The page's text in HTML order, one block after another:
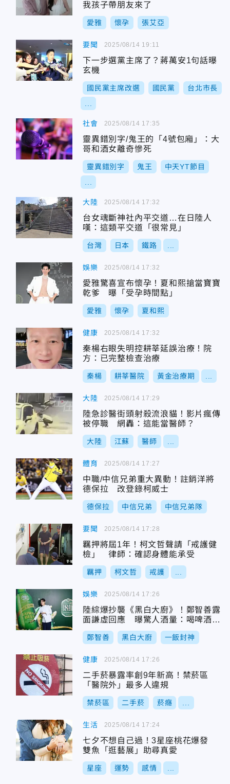
我孩子帶朋友來了
愛雅 懷孕 張艾亞
要聞
下一步選黨主席了？蔣萬安1句話曝
玄機
國民黨主席改選 國民黨 台北市長
2025/08/14 19:11
社會
靈異錯別字/鬼王的「4號包廂」：大
哥和酒女離奇慘死
靈異錯別字 鬼王 中天YT節目
2025/08/14 17:35
大陸
台女魂斷神社內平交道…在日陸人
嘆：這類平交道「很常見」
台灣 日本 鐵路
2025/08/14 17:32
娛樂
愛雅驚喜宣布懷孕！夏和熙搶當寶寶
乾爹 曝「受孕時間點」
愛雅 懷孕 夏和熙
2025/08/14 17:32
健康
秦楊右眼失明控耕莘延誤治療！院
方：已完整檢查治療
秦楊 耕莘醫院 黃金治療期
2025/08/14 17:32
大陸
陸急診醫街頭射殺流浪貓！影片瘋傳
被停職 網轟：這能當醫師？
大陸 江蘇 醫師
2025/08/14 17:29
體育
中職/中信兄弟重大異動！註銷洋將
德保拉 改登錄柯威士
德保拉 中信兄弟 中信兄弟隊
2025/08/14 17:27
要聞
羈押將屆1年！柯文哲聲請「戒護健
檢」 律師：確認身體能承受
羈押 柯文哲 戒護
2025/08/14 17:28
娛樂
陸綜爆抄襲《黑白大廚》！鄭智善露
面謙虛回應 曝驚人酒量：喝啤酒沒
醉過
鄭智善 黑白大廚 一飯封神
2025/08/14 17:26
健康
二手菸暴露率創9年新高！禁菸區
「醫院外」最多人違規
禁菸區 二手菸 菸癮
2025/08/14 17:26
生活
七夕不想自己過！3星座桃花爆發
雙魚「逛藝展」助尋真愛
星座 運勢 感情
2025/08/14 17:24